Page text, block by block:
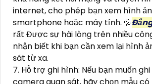
internet, cho phép bạn xem hình
smartphone hoặc máy tính. 💦
rất Được sự hài lòng trên nhiều
nhận biết khi bạn cần xem lại hình
sát từ xa.
7. Hỗ trợ ghi hình: Nếu bạn muốn
camera quan sát, hãy chọn mẫu có